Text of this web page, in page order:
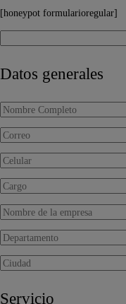
[honeypot formularioregular]
Datos generales
Servicio